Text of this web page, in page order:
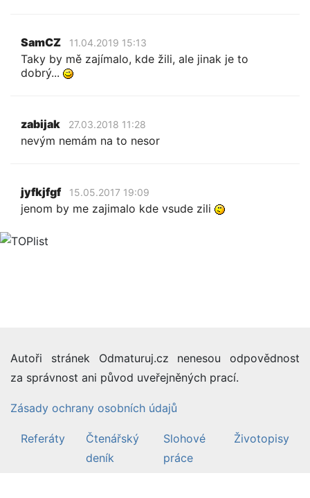
SamCZ 11.04.2019 15:13
Taky by mě zajímalo, kde žili, ale jinak je to
dobrý...
zabijak 27.03.2018 11:28
nevým nemám na to nesor
jyfkjfgf 15.05.2017 19:09
jenom by me zajimalo kde vsude zili
Autoři stránek Odmaturuj.cz nenesou odpovědnost
za správnost ani původ uveřejněných prací.
Zásady ochrany osobních údajů
Referáty
Čtenářský
deník
Slohové
práce
Životopisy